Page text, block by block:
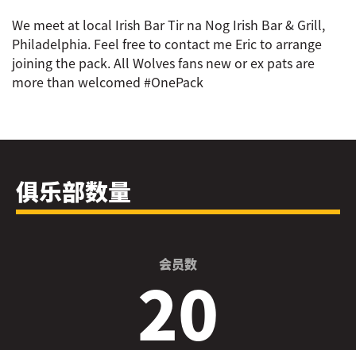
We meet at local Irish Bar Tir na Nog Irish Bar & Grill,
Philadelphia. Feel free to contact me Eric to arrange
joining the pack. All Wolves fans new or ex pats are
more than welcomed #OnePack
俱乐部数量
会员数
20